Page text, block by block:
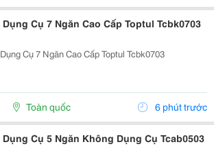
Cụ 7 Ngăn Cao Cấp Toptul Tcbk0703
Cụ 7 Ngăn Cao Cấp Toptul Tcbk0703
Toàn quốc 6 phút trước
Dụng Cụ 5 Ngăn Không Dụng Cụ Tcab0503